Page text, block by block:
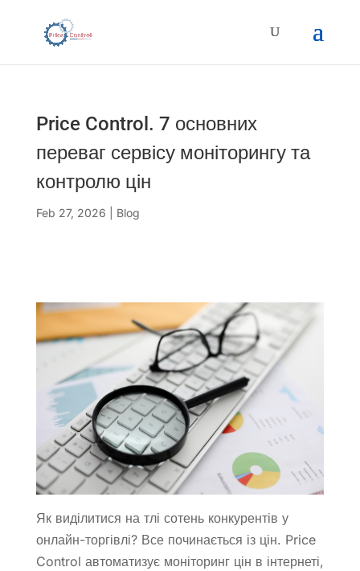
Price Control. 7 основних
переваг сервісу моніторингу та
контролю цін
Feb 27, 2026 Blog
Як виділитися на тлі сотень конкурентів у
онлайн-торгівлі? Все починається із цін. Price
Control автоматизує моніторинг цін в інтернеті,